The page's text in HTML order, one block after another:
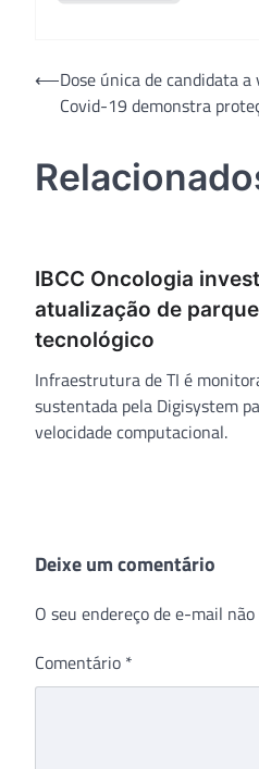
Navegação
⟵Dose única de candidata
Covid-19 demonstra
IBCC Oncologia
atualização de parque
tecnológico
Infraestrutura de TI é
sustentada pela Digisystem
velocidade computacional.
Deixe um comentário
O seu endereço de e-mail
Comentário *